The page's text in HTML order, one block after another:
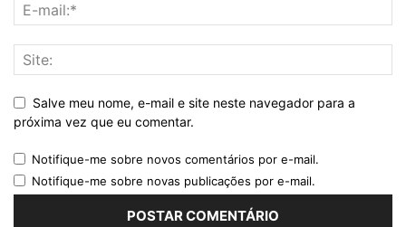
Salve meu nome, e-mail e site neste navegador para a
próxima vez que eu comentar.
Notifique-me sobre novos comentários por e-mail.
Notifique-me sobre novas publicações por e-mail.